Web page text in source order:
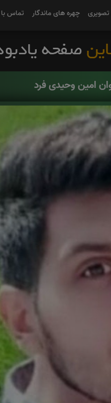
تصویری چهره های ماندگار تماس با
امین وحیدی فرد